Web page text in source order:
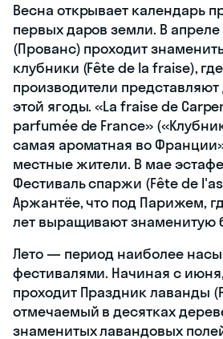
Весна открывает календарь
первых даров земли. В апреле
(Прованс) проходит
клубники (Fête de la fraise),
производители представляют
этой ягоды. «La fraise de
parfumée de France»
самая ароматная во
местные жители. В мае
Фестиваль спаржи (Fête de
Аржантёе, что под Парижем,
лет выращивают знаменитую
Лето — период наиболее
фестивалями. Начиная с
проходит Праздник лаванды
отмечаемый в десятках
знаменитых лавандовых